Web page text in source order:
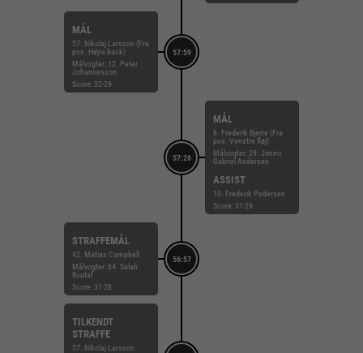
57:59
MÅL
57. Nikolaj Larsson (Fra
pos. Højre back)
Målvogter: 12. Peter
Johannesson
Score: 32-29
57:26
MÅL
6. Frederik Bjerre (Fra
pos. Venstre fløj)
Målvogter: 29. Jimmi
Gabriel Andersen
ASSIST
10. Frederik Pedersen
Score: 31-29
56:57
STRAFFEMÅL
42. Matias Campbell
Målvogter: 64. Salah
Boutaf
Score: 31-28
TILKENDT
STRAFFE
57. Nikolaj Larsson